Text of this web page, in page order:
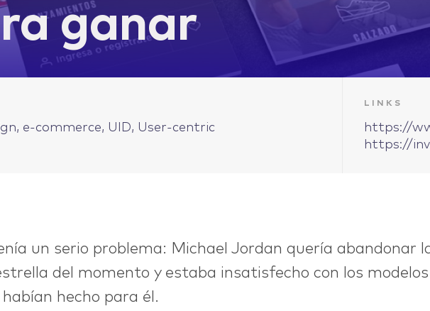
ganar
e-commerce, UID, User-centric
LINKS
https://
https://
un serio problema: Michael Jordan quería abandonar
del momento y estaba insatisfecho con los modelos
hecho para él.